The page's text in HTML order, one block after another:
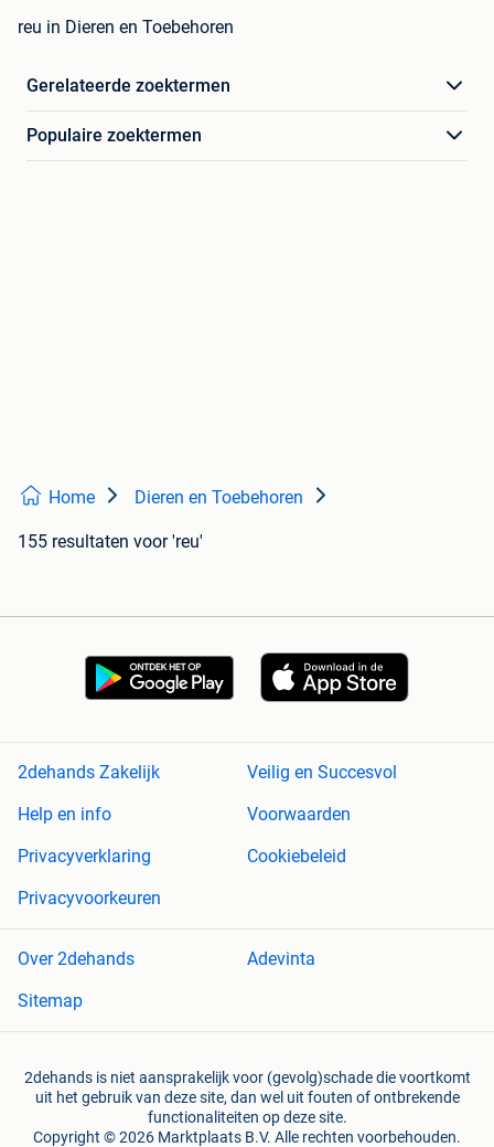
reu in Dieren en Toebehoren
Gerelateerde zoektermen
Populaire zoektermen
Home Dieren en Toebehoren
155 resultaten voor 'reu'
2dehands Zakelijk
Veilig en Succesvol
Help en info
Voorwaarden
Privacyverklaring
Cookiebeleid
Privacyvoorkeuren
Over 2dehands
Adevinta
Sitemap
2dehands is niet aansprakelijk voor (gevolg)schade die voortkomt
uit het gebruik van deze site, dan wel uit fouten of ontbrekende
functionaliteiten op deze site.
Copyright © 2026 Marktplaats B.V. Alle rechten voorbehouden.